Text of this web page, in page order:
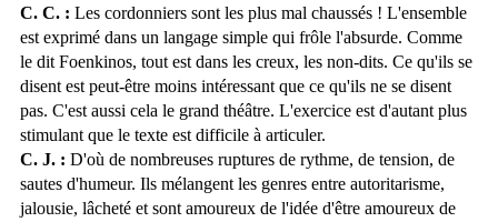
C. C. : Les cordonniers sont les plus mal chaussés ! L'ensemble
est exprimé dans un langage simple qui frôle l'absurde. Comme
le dit Foenkinos, tout est dans les creux, les non-dits. Ce qu'ils se
disent est peut-être moins intéressant que ce qu'ils ne se disent
pas. C'est aussi cela le grand théâtre. L'exercice est d'autant plus
stimulant que le texte est difficile à articuler.
C. J. : D'où de nombreuses ruptures de rythme, de tension, de
sautes d'humeur. Ils mélangent les genres entre autoritarisme,
jalousie, lâcheté et sont amoureux de l'idée d'être amoureux de